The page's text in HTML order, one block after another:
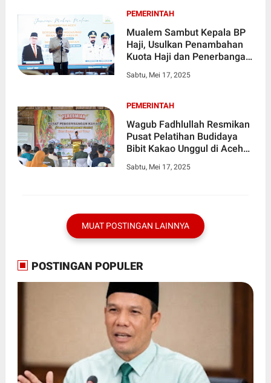
PEMERINTAH
Mualem Sambut Kepala BP
Haji, Usulkan Penambahan
Kuota Haji dan Penerbangan
Sabtu, Mei 17, 2025
PEMERINTAH
Wagub Fadhlullah Resmikan
Pusat Pelatihan Budidaya
Bibit Kakao Unggul di Aceh
Sabtu, Mei 17, 2025
MUAT POSTINGAN LAINNYA
POSTINGAN POPULER